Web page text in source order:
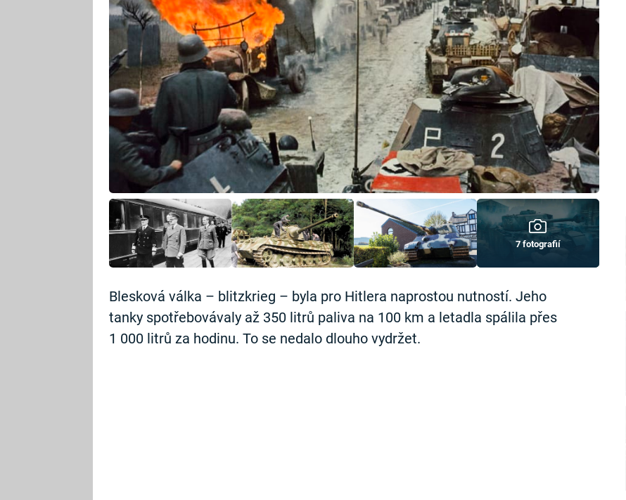
7 fotografií
Blesková válka – blitzkrieg – byla pro Hitlera naprostou nutností. Jeho
tanky spotřebovávaly až 350 litrů paliva na 100 km a letadla spálila přes
1 000 litrů za hodinu. To se nedalo dlouho vydržet.